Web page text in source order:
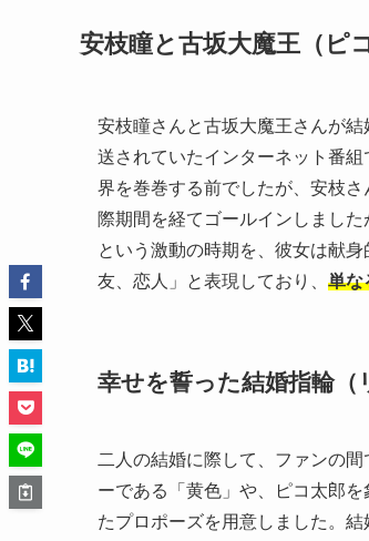
安枝瞳と古坂大魔王（ピ
安枝瞳さんと古坂大魔王さんが
送されていたインターネット番
界を巻巻する前でしたが、安枝
際期間を経てゴールインしまし
という激動の時期を、彼女は献
友、恋人」と表現しており、 単な
幸せを誓った結婚指輪
二人の結婚に際して、ファンの
ーである「黄色」や、ピコ太郎
たプロポーズを用意しました。